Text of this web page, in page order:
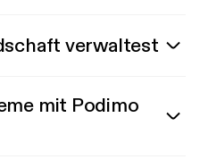
verwaltest
mit Podimo